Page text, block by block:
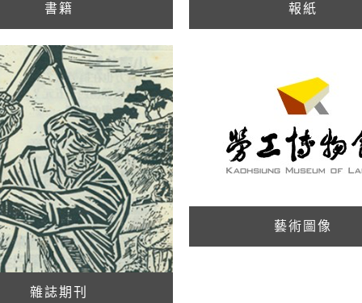
書籍 報紙
雜誌期刊
藝術圖像